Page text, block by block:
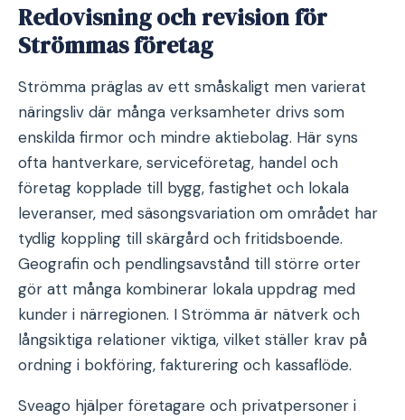
Redovisning och revision för
Strömmas företag
Strömma präglas av ett småskaligt men varierat
näringsliv där många verksamheter drivs som
enskilda firmor och mindre aktiebolag. Här syns
ofta hantverkare, serviceföretag, handel och
företag kopplade till bygg, fastighet och lokala
leveranser, med säsongsvariation om området har
tydlig koppling till skärgård och fritidsboende.
Geografin och pendlingsavstånd till större orter
gör att många kombinerar lokala uppdrag med
kunder i närregionen. I Strömma är nätverk och
långsiktiga relationer viktiga, vilket ställer krav på
ordning i bokföring, fakturering och kassaflöde.
Sveago hjälper företagare och privatpersoner i